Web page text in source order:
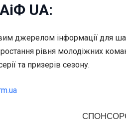
UA:
джерелом інформації для
рівня молодіжних
та призерів сезону.